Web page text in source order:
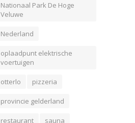
Nationaal Park De Hoge
Veluwe
Nederland
oplaadpunt elektrische
voertuigen
otterlo pizzeria
provincie gelderland
restaurant sauna